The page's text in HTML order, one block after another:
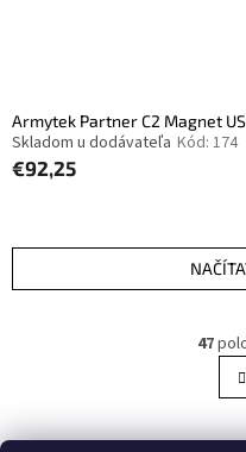
Armytek Partner C2 Magnet
Skladom u dodávateľa Kód: 174
€92,25
47
Z